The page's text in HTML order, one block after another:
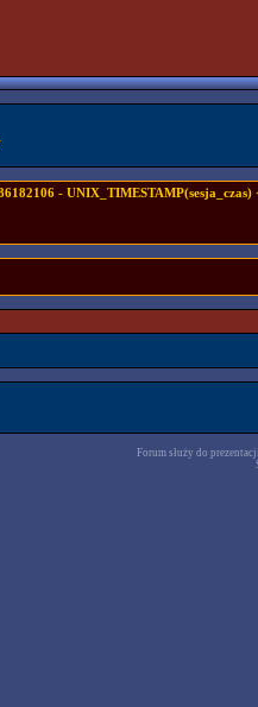
-
Forum służy do